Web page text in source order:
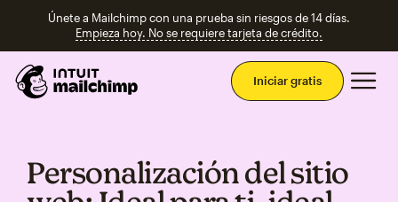
Únete a Mailchimp con una prueba sin riesgos de 14 días.
Empieza hoy. No se requiere tarjeta de crédito.
Iniciar gratis
Personalización del sitio